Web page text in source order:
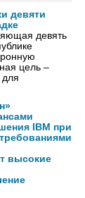
девяти
девять
цель –
для
IBM при
высокие